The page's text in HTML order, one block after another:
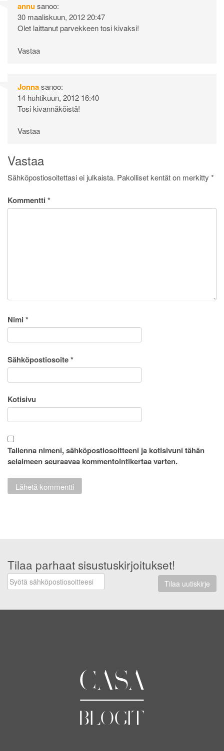
annusanoo:
30 maaliskuun, 2012 20:47
Olet laittanut parvekkeen tosi kivaksi!
Vastaa
Jonnasanoo:
14 huhtikuun, 2012 16:40
Tosi kivannäköistä!
Vastaa
Vastaa
Sähköpostiosoitettasi ei julkaista. Pakolliset kentät on merkitty *
Kommentti *
Nimi *
Sähköpostiosoite*
Kotisivu
Tallenna nimeni, sähköpostiosoitteeni ja kotisivuni tähän
selaimeen seuraavaa kommentointikertaa varten.
Tilaa parhaat sisustuskirjoitukset!
Tilaa uutiskirje